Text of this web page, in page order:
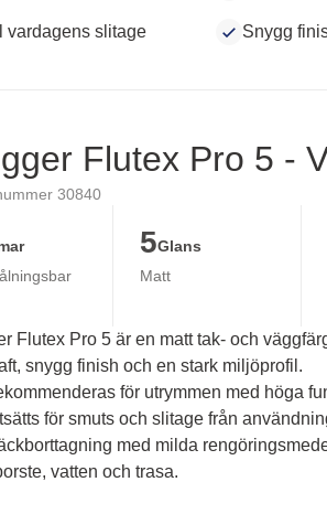
vardagens slitage Snygg
Flutex Pro 5 -
30840
5Glans
Matt
Flutex Pro 5 är en matt tak- och
snygg finish och en stark miljöprofil.
för utrymmen med höga
för smuts och slitage från
med milda
vatten och trasa.